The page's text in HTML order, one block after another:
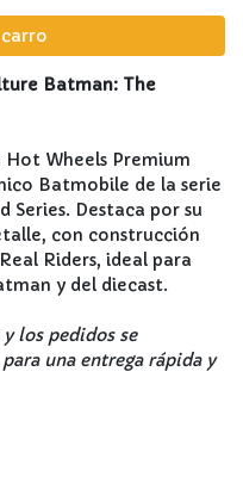
Batman: The
Wheels Premium
Batmobile de la serie
Destaca por su
con construcción
Riders, ideal para
y del diecast.
los pedidos se
una entrega rápida y